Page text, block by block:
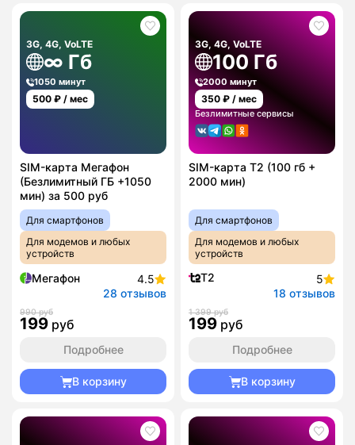
3G, 4G, VoLTE
∞ Гб
1050 минут
500 ₽ / мес
SIM-карта Мегафон
(Безлимитный ГБ +1050
мин) за 500 руб
Для смартфонов
Для модемов и любых
устройств
Мегафон
4.5
28 отзывов
990 руб
199 руб
Подробнее
В корзину
3G, 4G, VoLTE
100 Гб
2000 минут
350 ₽ / мес
Безлимитные сервисы
SIM-карта T2 (100 гб +
2000 мин)
Для смартфонов
Для модемов и любых
устройств
T2
5
18 отзывов
1 399 руб
199 руб
Подробнее
В корзину